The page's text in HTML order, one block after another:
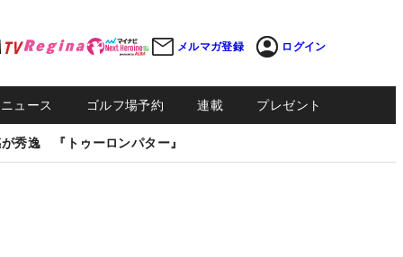
メルマガ登録 ログイン
ュース ゴルフ場予約 連載 プレゼント
秀逸 『トゥーロンパター』